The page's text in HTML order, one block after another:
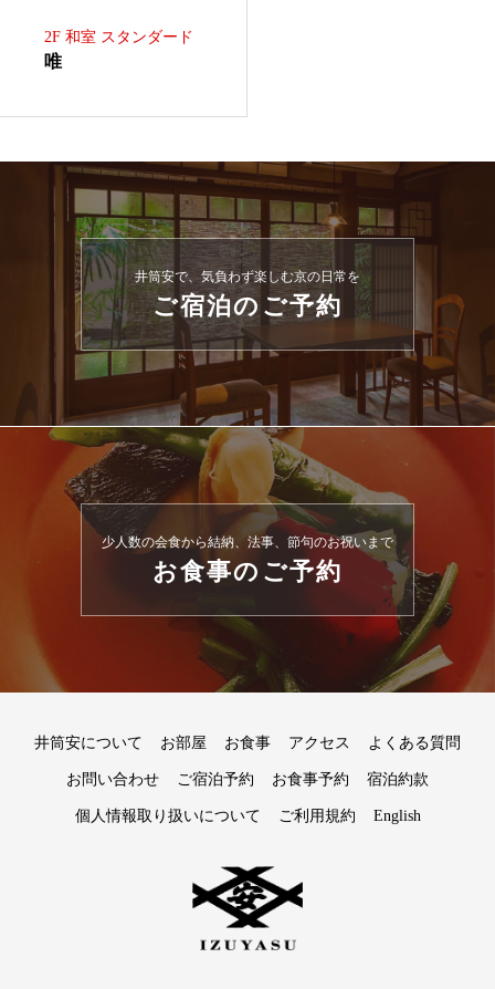
2F 和室 スタンダード
唯
井筒安で、気負わず楽しむ京の日常を
ご宿泊のご予約
少人数の会食から結納、法事、節句のお祝いまで
お食事のご予約
井筒安について お部屋 お食事 アクセス よくある質問
お問い合わせ ご宿泊予約 お食事予約 宿泊約款
個人情報取り扱いについて ご利用規約 English